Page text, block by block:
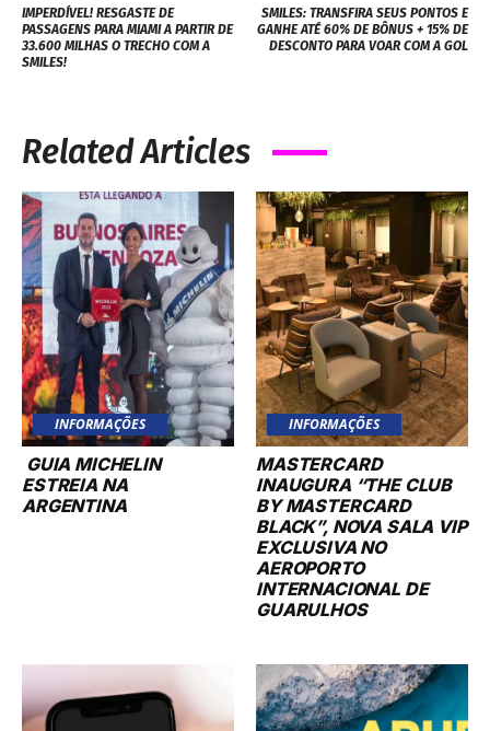
IMPERDÍVEL! RESGASTE DE
PASSAGENS PARA MIAMI A PARTIR DE
33.600 MILHAS O TRECHO COM A
SMILES!
SMILES: TRANSFIRA SEUS PONTOS E
GANHE ATÉ 60% DE BÔNUS + 15% DE
DESCONTO PARA VOAR COM A GOL
Related Articles
INFORMAÇÕES
GUIA MICHELIN
ESTREIA NA
ARGENTINA
INFORMAÇÕES
MASTERCARD
INAUGURA “THE CLUB
BY MASTERCARD
BLACK”, NOVA SALA VIP
EXCLUSIVA NO
AEROPORTO
INTERNACIONAL DE
GUARULHOS